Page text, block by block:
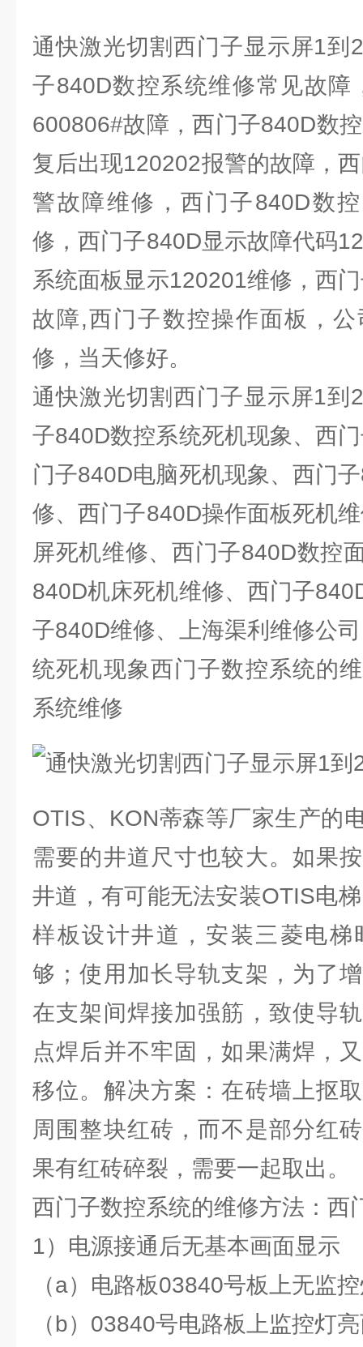
通快激光切割西门子显示屏1到
子840D数控系统维修常见故障
600806#故障，西门子840D数
复后出现120202报警的故障，
警故障维修，西门子840D数
修，西门子840D显示故障代码
系统面板显示120201维修，西
故障,西门子数控操作面板，
修，当天修好。
通快激光切割西门子显示屏1到
子840D数控系统死机现象、西
门子840D电脑死机现象、西门
修、西门子840D操作面板死机
屏死机维修、西门子840D数控
840D机床死机维修、西门子
子840D维修、上海渠利维修公
统死机现象西门子数控系统的
系统维修
OTIS、KON蒂森等厂家生产的
需要的井道尺寸也较大。如果
井道，有可能无法安装OTIS电
样板设计井道，安装三菱电梯
够；使用加长导轨支架，为了
在支架间焊接加强筋，致使导
点焊后并不牢固，如果满焊，
移位。解决方案：在砖墙上抠
周围整块红砖，而不是部分红
果有红砖碎裂，需要一起取出。
西门子数控系统的维修方法：西
1）电源接通后无基本画面显示
（a）电路板03840号板上无监
（b）03840号电路板上监控灯